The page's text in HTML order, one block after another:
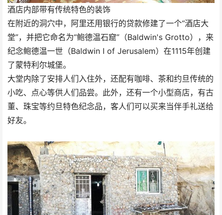
酒店内部带有传统特色的装饰
在附近的洞穴中，阿里还用银行的贷款修建了一个“酒店大
堂”，并把它命名为“鲍德温石窟”（Baldwin's Grotto），来
纪念鲍德温一世（Baldwin I of Jerusalem）在1115年创建
了蒙特利尔城堡。
大堂内除了安排人们入住外，还配有咖啡、茶和约旦传统的
小吃、点心等供人们品尝。此外，还有一个小型商店，有古
董、珠宝等约旦特色纪念品，客人们可以买来当伴手礼送给
好友。